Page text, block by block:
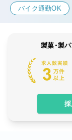
バイク通勤OK
製菓・製